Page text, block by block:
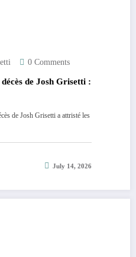
0 Comments
de Josh Grisetti :
de Josh Grisetti a attristé les
July 14, 2026